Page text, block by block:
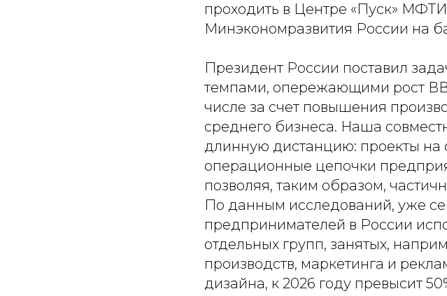
проходить в Центре «Пуск» МФТИ
Минэкономразвития России на
Президент России поставил
темпами, опережающими рост
числе за счет повышения
среднего бизнеса. Наша
длинную дистанцию: проекты на
операционные цепочки
позволяя, таким образом,
По данным исследований, уже
предпринимателей в России
отдельных групп, занятых,
производств, маркетинга и
дизайна, к 2026 году превысит